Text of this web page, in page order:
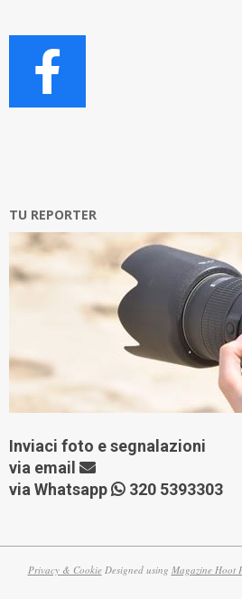
TU REPORTER
Inviaci foto e segnalazioni
via email
via Whatsapp
320 5393303
Privacy & CookieDesigned using Magazine Hoot